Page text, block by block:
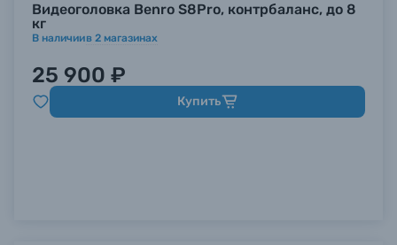
Видеоголовка Benro S8Pro, контрбаланс, до 8
кг
В наличиив 2 магазинах
25 900 ₽
Купить